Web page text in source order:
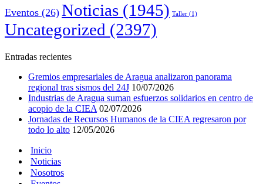
Eventos (26) Noticias (1945) Taller (1)
Uncategorized (2397)
Entradas recientes
Gremios empresariales de Aragua analizaron panorama
regional tras sismos del 24J 10/07/2026
Industrias de Aragua suman esfuerzos solidarios en centro de
acopio de la CIEA 02/07/2026
Jornadas de Recursos Humanos de la CIEA regresaron por
todo lo alto 12/05/2026
Inicio
Noticias
Nosotros